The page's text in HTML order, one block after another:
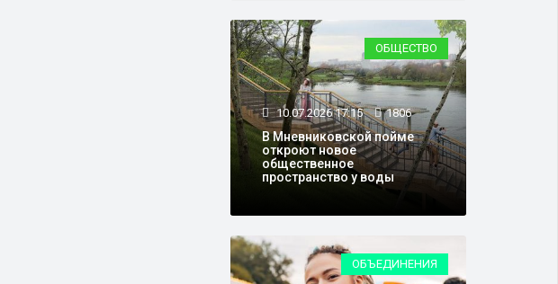
ОБЩЕСТВО
10.07.2026 17:15 1806
В Мневниковской пойме
откроют новое
общественное
пространство у воды
ОБЪЕДИНЕНИЯ